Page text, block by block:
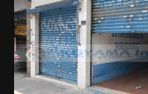
‹
Previous